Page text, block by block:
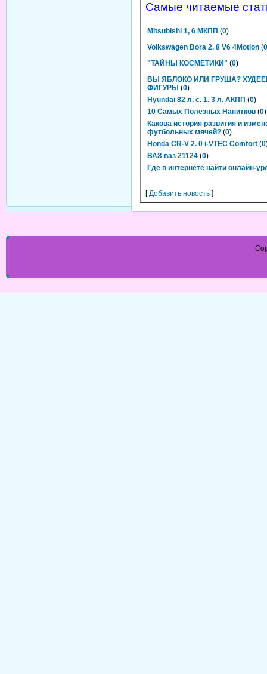
Самые читаемые
Mitsubishi 1, 6 МКПП (0)
Volkswagen Bora 2. 8 V6 4Motion (0
"ТАЙНЫ КОСМЕТИКИ" (0)
ВЫ ЯБЛОКО ИЛИ ГРУША?
ФИГУРЫ (0)
Hyundai 82 л. с. 1. 3 л. АКПП (0)
10 Самых Полезных Напитков (0)
Какова история развития и
футбольных мячей? (0)
Honda CR-V 2. 0 i-VTEC Comfort (0
ВАЗ ваз 21124 (0)
Где в интернете найти онлайн-
[Добавить новость ]